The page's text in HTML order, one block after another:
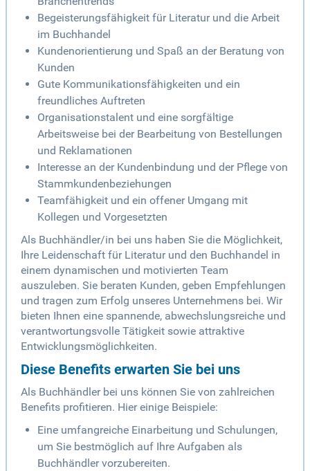
Begeisterungsfähigkeit für Literatur und die Arbeit
im Buchhandel
Kundenorientierung und Spaß an der Beratung von
Kunden
Gute Kommunikationsfähigkeiten und ein
freundliches Auftreten
Organisationstalent und eine sorgfältige
Arbeitsweise bei der Bearbeitung von Bestellungen
und Reklamationen
Interesse an der Kundenbindung und der Pflege von
Stammkundenbeziehungen
Teamfähigkeit und ein offener Umgang mit
Kollegen und Vorgesetzten
Als Buchhändler/in bei uns haben Sie die Möglichkeit,
Ihre Leidenschaft für Literatur und den Buchhandel in
einem dynamischen und motivierten Team
auszuleben. Sie beraten Kunden, geben Empfehlungen
und tragen zum Erfolg unseres Unternehmens bei. Wir
bieten Ihnen eine spannende, abwechslungsreiche und
verantwortungsvolle Tätigkeit sowie attraktive
Entwicklungsmöglichkeiten.
Diese Benefits erwarten Sie bei uns
Als Buchhändler bei uns können Sie von zahlreichen
Benefits profitieren. Hier einige Beispiele:
Eine umfangreiche Einarbeitung und Schulungen,
um Sie bestmöglich auf Ihre Aufgaben als
Buchhändler vorzubereiten.